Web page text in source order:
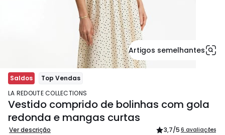
Artigos semelhantes
Saldos
Top Vendas
LA REDOUTE COLLECTIONS
Vestido comprido de bolinhas com gola
redonda e mangas curtas
Ver descrição 3,7/5 6 avaliações